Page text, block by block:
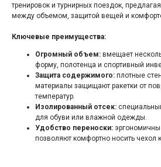
тренировок и турнирных поездок,
между объемом, защитой вещей и
Ключевые преимущества:
Огромный объем: вмещает
форму, полотенца и спортивный
Защита содержимого: плотные
материалы защищают ракетки от
температур.
Изолированный отсек:
для обуви или влажной одежды.
Удобство переноски:
позволяют комфортно носить чехол